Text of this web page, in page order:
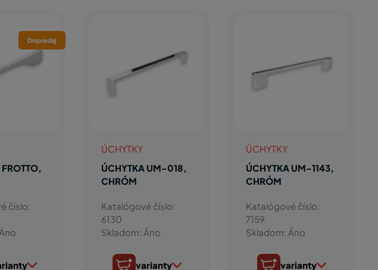
Dopredaj
číslo:
ÚCHYTKY
ÚCHYTKA UM-018,
CHRÓM
Katalógové číslo:
6130
Skladom: Áno
varianty
ÚCHYTKY
ÚCHYTKA UM-1143,
CHRÓM
Katalógové číslo:
7159
Skladom: Áno
varianty